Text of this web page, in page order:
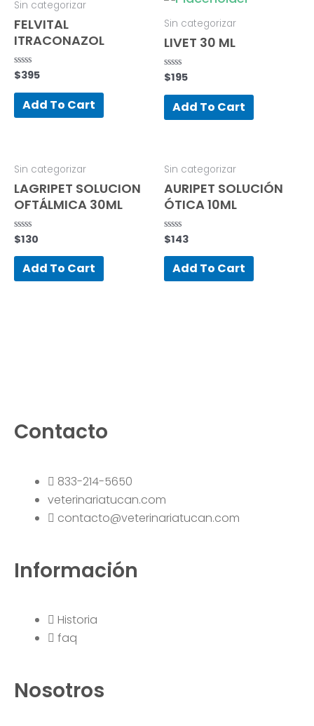
Sin categorizar
FELVITAL
ITRACONAZOL
Rated
0
out
$395
Add To Cart
Sin categorizar
LIVET 30 ML
Rated
0
out
$195
Add To Cart
Sin categorizar
LAGRIPET SOLUCION
OFTÁLMICA 30ML
Rated
0
out
$130
Add To Cart
Sin categorizar
AURIPET SOLUCIÓN
ÓTICA 10ML
Rated
0
out
$143
Add To Cart
Contacto
833-214-5650
veterinariatucan.com
contacto@veterinariatucan.com
Información
Historia
faq
Nosotros